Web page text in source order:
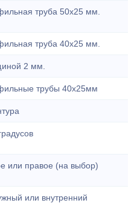
труба 50х25 мм.
труба 40х25 мм.
2 мм.
трубы 40х25мм
или правое (на выбор)
или внутренний